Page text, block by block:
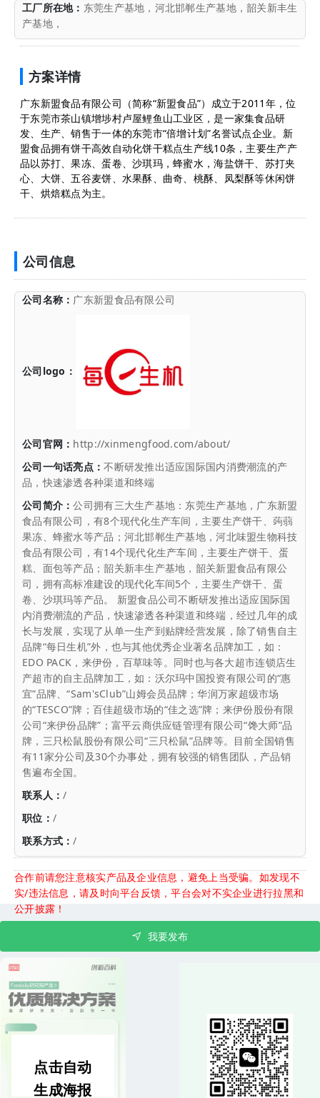
工厂所在地： 东莞生产基地，河北邯郸生产基地，韶关新丰生
产基地，
方案详情
广东新盟食品有限公司（简称“新盟食品”）成立于2011年，位
于东莞市茶山镇增埗村卢屋鲤鱼山工业区，是一家集食品研
发、生产、销售于一体的东莞市“倍增计划”名誉试点企业。新
盟食品拥有饼干高效自动化饼干糕点生产线10条，主要生产产
品以苏打、果冻、蛋卷、沙琪玛，蜂蜜水，海盐饼干、苏打夹
心、大饼、五谷麦饼、水果酥、曲奇、桃酥、凤梨酥等休闲饼
干、烘焙糕点为主。
公司信息
公司名称： 广东新盟食品有限公司
公司logo：
公司官网： http://xinmengfood.com/about/
公司一句话亮点：不断研发推出适应国际国内消费潮流的产
品，快速渗透各种渠道和终端
公司简介：公司拥有三大生产基地：东莞生产基地，广东新盟
食品有限公司，有8个现代化生产车间，主要生产饼干、蒟蒻
果冻、蜂蜜水等产品；河北邯郸生产基地，河北味盟生物科技
食品有限公司，有14个现代化生产车间，主要生产饼干、蛋
糕、面包等产品；韶关新丰生产基地，韶关新盟食品有限公
司，拥有高标准建设的现代化车间5个，主要生产饼干、蛋
卷、沙琪玛等产品。 新盟食品公司不断研发推出适应国际国
内消费潮流的产品，快速渗透各种渠道和终端，经过几年的成
长与发展，实现了从单一生产到贴牌经营发展，除了销售自主
品牌“每日生机”外，也与其他优秀企业著名品牌加工，如：
EDO PACK，来伊份，百草味等。同时也与各大超市连锁店生
产超市的自主品牌加工，如：沃尔玛中国投资有限公司的“惠
宜”品牌、“Sam'sClub”山姆会员品牌；华润万家超级市场
的“TESCO”牌；百佳超级市场的“佳之选”牌；来伊份股份有限
公司“来伊份品牌”；富平云商供应链管理有限公司“馋大师”品
牌，三只松鼠股份有限公司“三只松鼠”品牌等。目前全国销售
有11家分公司及30个办事处，拥有较强的销售团队，产品销
售遍布全国。
联系人：/
职位： /
联系方式：/
合作前请您注意核实产品及企业信息，避免上当受骗。如发现不
实/违法信息，请及时向平台反馈，平台会对不实企业进行拉黑和
公开披露！
我要发布
点击自动
生成海报